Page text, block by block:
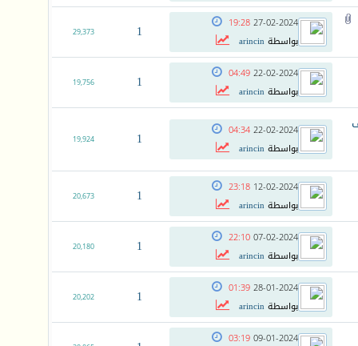
27-02-2024
19:28
بواسطةarincin
1
29,373
22-02-2024
04:49
بواسطةarincin
1
19,756
22-02-2024
04:34
بواسطةarincin
1
19,924
12-02-2024
23:18
بواسطةarincin
1
20,673
07-02-2024
22:10
بواسطةarincin
1
20,180
28-01-2024
01:39
بواسطةarincin
1
20,202
09-01-2024
03:19